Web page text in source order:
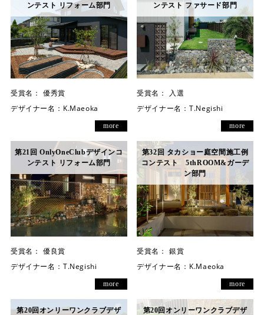
ンテスト リフォーム部門
受賞名： 優秀賞
デザイナー名： K.Maeoka
more
ンテスト ファサード部門
受賞名：
入選
デザイナー名： T.Negishi
more
第21回 OnlyOneClubデザインコ
ンテスト リフォーム部門
受賞名： 優良賞
デザイナー名： T.Negishi
more
第32回 タカショー庭空間施工例
コンテスト 5thROOM&ガーデ
ン部門
受賞名：
銀賞
デザイナー名： K.Maeoka
more
第20回オンリーワンクラブデザ
第20回オンリーワンクラブデザ